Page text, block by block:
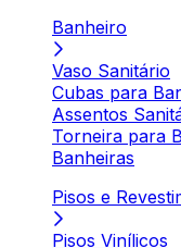
Banheiro
Vaso Sanitário
Cubas para
Assentos
Torneira para
Banheiras
Pisos e
Pisos Vinílicos